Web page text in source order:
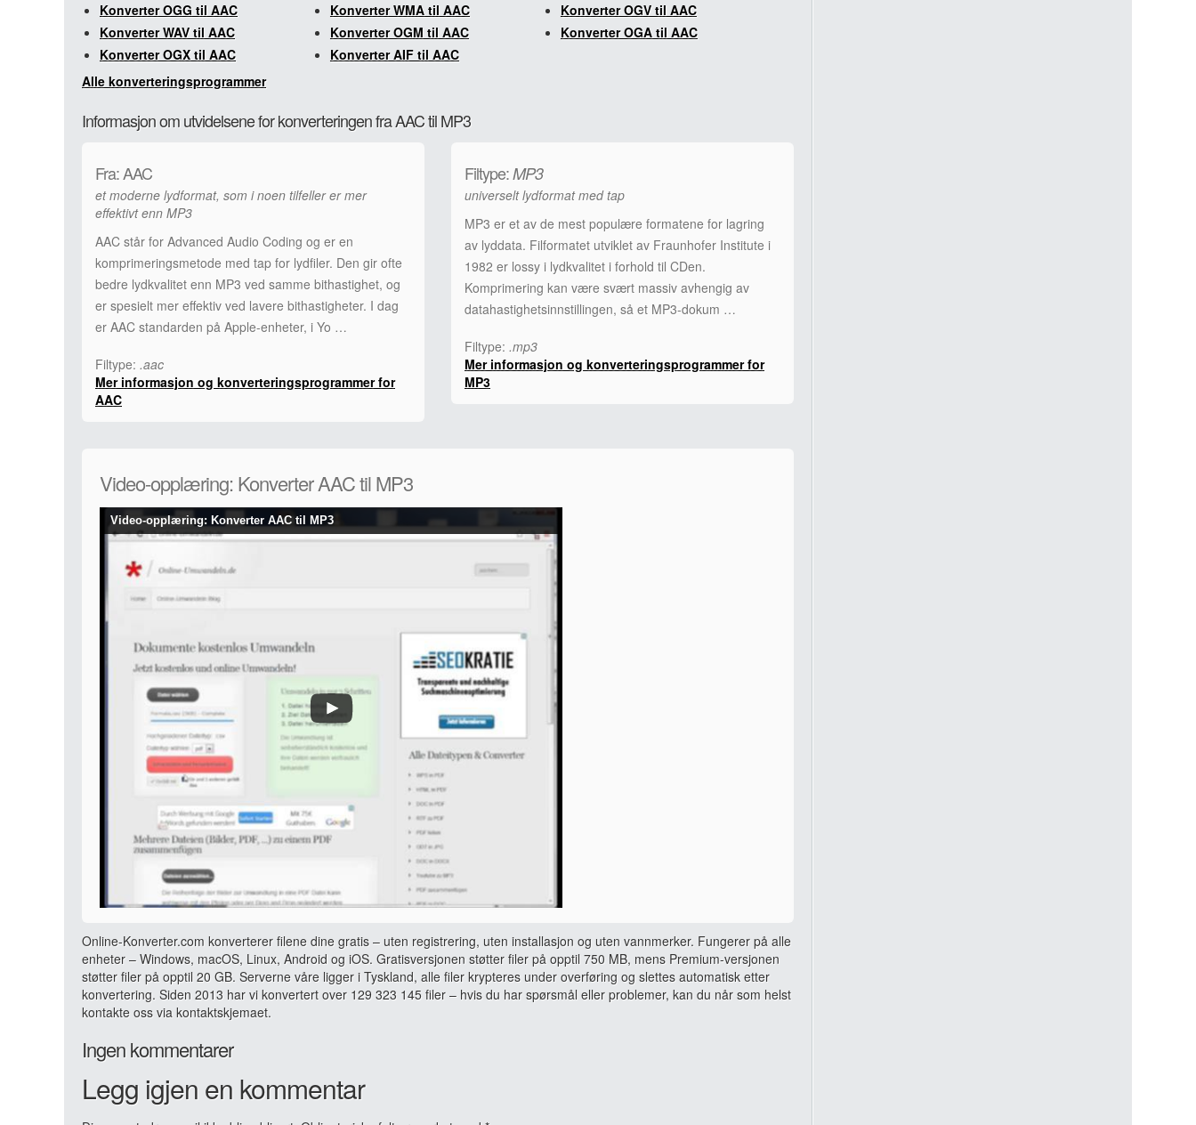
Konverter OGG til AAC
Konverter WMA til AAC
Konverter OGV til AAC
Konverter WAV til AAC
Konverter OGM til AAC
Konverter OGA til AAC
Konverter OGX til AAC
Konverter AIF til AAC
Alle konverteringsprogrammer
Informasjon om utvidelsene for konverteringen fra AAC til MP3
Fra: AAC
et moderne lydformat, som i noen tilfeller er mer
effektivt enn MP3
AAC står for Advanced Audio Coding og er en
komprimeringsmetode med tap for lydfiler. Den gir ofte
bedre lydkvalitet enn MP3 ved samme bithastighet, og
er spesielt mer effektiv ved lavere bithastigheter. I dag
er AAC standarden på Apple-enheter, i Yo …
Filtype: .aac
Mer informasjon og konverteringsprogrammer for
AAC
Filtype:MP3
universelt lydformat med tap
MP3 er et av de mest populære formatene for lagring
av lyddata. Filformatet utviklet av Fraunhofer Institute i
1982 er lossy i lydkvalitet i forhold til CDen.
Komprimering kan være svært massiv avhengig av
datahastighetsinnstillingen, så et MP3-dokum …
Filtype: .mp3
Mer informasjon og konverteringsprogrammer for
MP3
Video-opplæring: Konverter AAC til MP3
Video-opplæring: Konverter AAC til MP3
Online-Konverter.com konverterer filene dine gratis – uten registrering, uten installasjon og uten vannmerker. Fungerer på alle
enheter – Windows, macOS, Linux, Android og iOS. Gratisversjonen støtter filer på opptil 750 MB, mens Premium-versjonen
støtter filer på opptil 20 GB. Serverne våre ligger i Tyskland, alle filer krypteres under overføring og slettes automatisk etter
konvertering. Siden 2013 har vi konvertert over 129 323 145 filer – hvis du har spørsmål eller problemer, kan du når som helst
kontakte oss via kontaktskjemaet.
Ingen kommentarer
Legg igjen en kommentar